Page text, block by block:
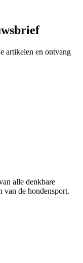
artikelen en ontvang
alle denkbare
van de hondensport.